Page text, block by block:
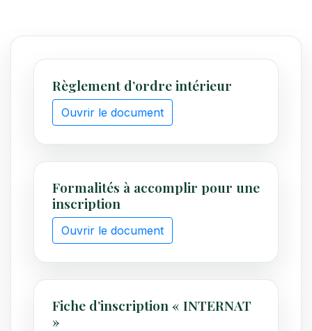
Règlement d’ordre intérieur
Ouvrir le document
Formalités à accomplir pour une
inscription
Ouvrir le document
Fiche d’inscription « INTERNAT
»